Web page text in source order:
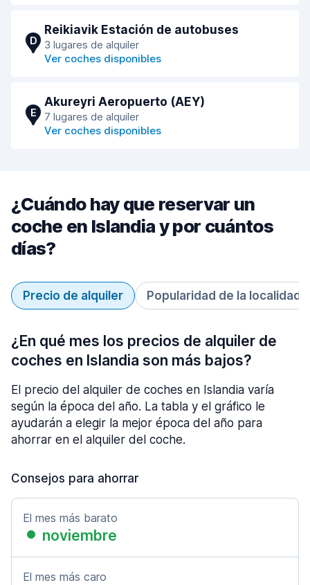
D
Reikiavik Estación de autobuses
3 lugares de alquiler
Ver coches disponibles
E
Akureyri Aeropuerto (AEY)
7 lugares de alquiler
Ver coches disponibles
¿Cuándo hay que reservar un
coche en Islandia y por cuántos
días?
Precio de alquiler Popularidad de la localidad
¿En qué mes los precios de alquiler de
coches en Islandia son más bajos?
El precio del alquiler de coches en Islandia varía
según la época del año. La tabla y el gráfico le
ayudarán a elegir la mejor época del año para
ahorrar en el alquiler del coche.
Consejos para ahorrar
El mes más barato
noviembre
El mes más caro